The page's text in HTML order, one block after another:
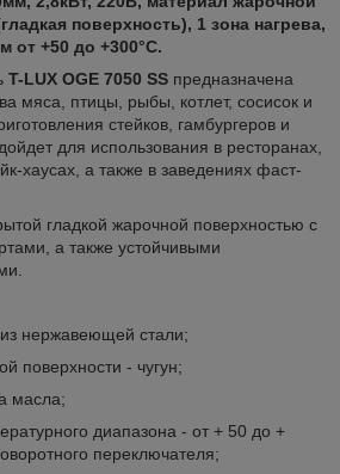
поверхность), 1 зона нагрева,
от +50 до +300°C.
T-LUX OGE 7050 SS предназначена
мяса, птицы, рыбы, котлет, сосисок и
стейков, гамбургеров и
для использования в ресторанах,
хаусах, а также в заведениях фаст-
гладкой жарочной поверхностью с
а также устойчивыми
нержавеющей стали;
поверхности - чугун;
масла;
диапазона - от + 50 до +
переключателя;